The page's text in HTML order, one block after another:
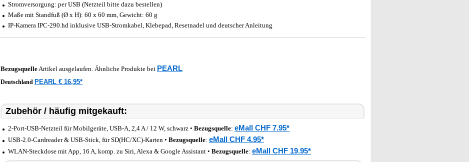
Stromversorgung: per USB (Netzteil bitte dazu bestellen)
Maße mit Standfuß (Ø x H): 60 x 60 mm, Gewicht: 60 g
IP-Kamera IPC-290.hd inklusive USB-Stromkabel, Klebepad, Resetnadel und deutscher Anleitung
BezugsquelleArtikel ausgelaufen. Ähnliche Produkte bei PEARL
Deutschland PEARL € 16,95*
Zubehör / häufig mitgekauft:
2-Port-USB-Netzteil für Mobilgeräte, USB-A, 2,4 A / 12 W, schwarz • Bezugsquelle: eMall CHF 7.95*
USB-2.0-Cardreader & USB-Stick, für SD(HC/XC)-Karten • Bezugsquelle: eMall CHF 4.95*
WLAN-Steckdose mit App, 16 A, komp. zu Siri, Alexa & Google Assistant • Bezugsquelle: eMall CHF 19.95*